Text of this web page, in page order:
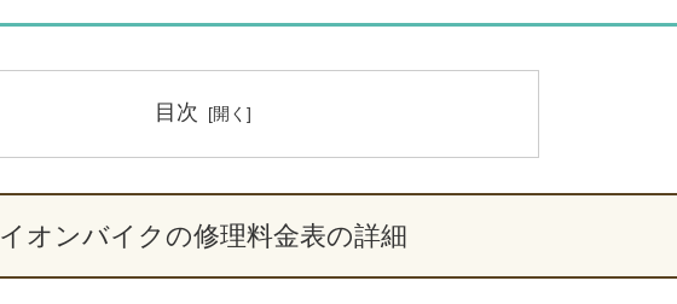
目次
イオンバイクの修理料金表の詳細